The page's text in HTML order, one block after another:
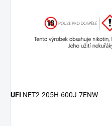
UFI NET2-205H-600J-7ENW